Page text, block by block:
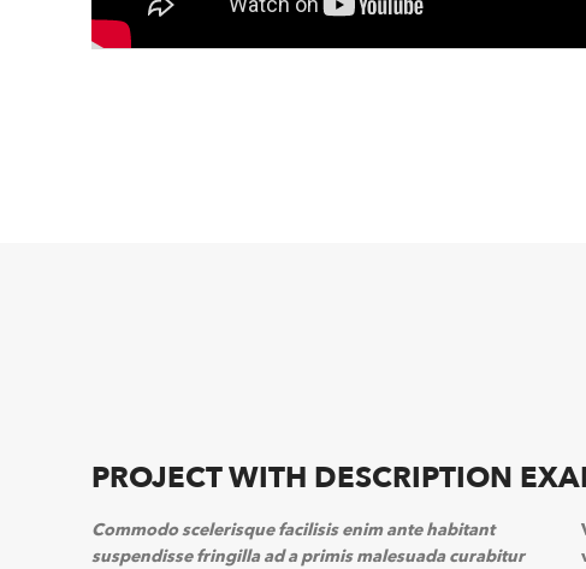
PROJECT WITH DESCRIPTION
Commodo scelerisque facilisis enim ante habitant
suspendisse fringilla ad a primis malesuada curabitur